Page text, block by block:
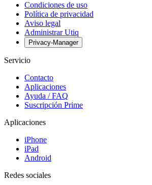
Condiciones de uso
Política de privacidad
Aviso legal
Administrar Utiq
Privacy-Manager
Servicio
Contacto
Aplicaciones
Ayuda / FAQ
Suscripción Prime
Aplicaciones
iPhone
iPad
Android
Redes sociales